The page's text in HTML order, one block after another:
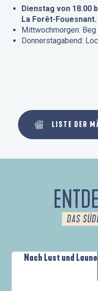
Dienstag von 18.00
La Forêt-Fouesnant.
Mittwochmorgen:
Donnerstagabend:
LISTE DER
DAS
Nach Lust und Laune